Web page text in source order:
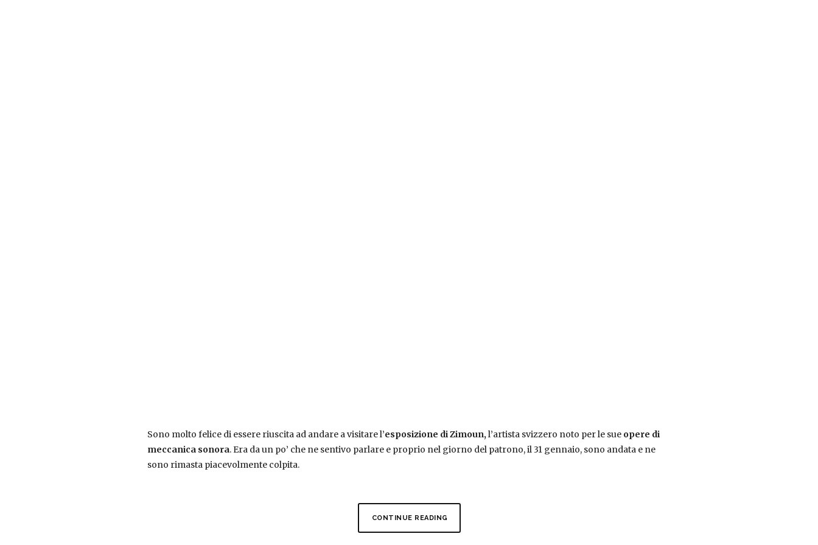
Sono molto felice di essere riuscita ad andare a visitare l’esposizione di Zimoun,l’artista svizzero noto per le sue opere di
meccanica sonora. Era da un po’ che ne sentivo parlare e proprio nel giorno del patrono, il 31 gennaio, sono andata e ne
sono rimasta piacevolmente colpita.
CONTINUE READING